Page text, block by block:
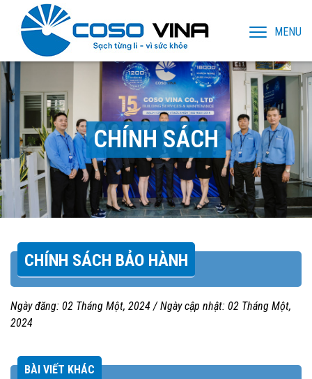
MENU
CHÍNH SÁCH
CHÍNH SÁCH BẢO HÀNH
Ngày đăng: 02 Tháng Một, 2024 / Ngày cập nhật: 02 Tháng Một,
2024
BÀI VIẾT KHÁC